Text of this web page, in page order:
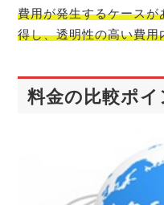
費用が発生するケース
得し、透明性の高い費
料金の比較ポ